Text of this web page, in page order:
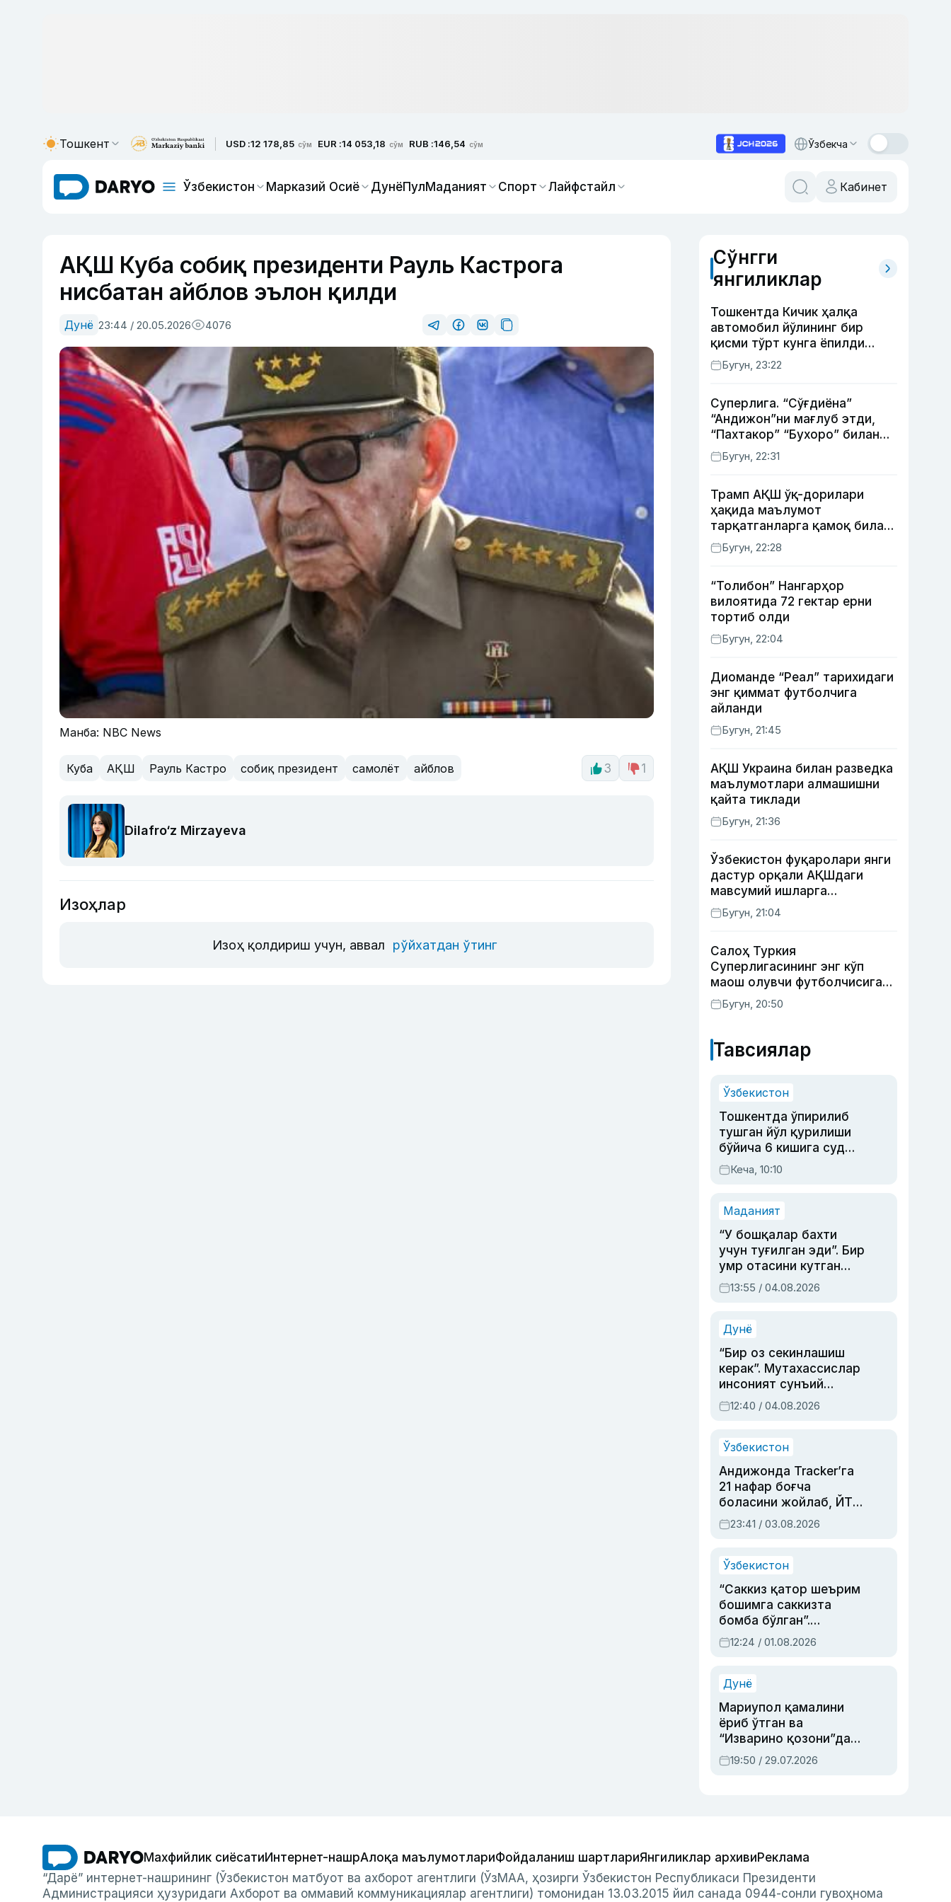
Тошкент USD :12 178,85 сўм EUR :14 053,18 сўм RUB :146,54 сўм Ўзбекча
Ўзбекистон Марказий Осиё ДунёПулМаданият Спорт Лайфстайл Кабинет
АҚШ Куба собиқ президенти Рауль Кастрога
нисбатан айблов эълон қилди
Дунё 23:44 / 20.05.2026 4076
Манба: NBC News
Куба АҚШ Рауль Кастро собиқ президент самолёт айблов 3 1
Dilafro‘z Mirzayeva
Изоҳлар
Изоҳ қолдириш учун, аввал рўйхатдан ўтинг
Сўнгги
янгиликлар
Тошкентда Кичик ҳалқа
автомобил йўлининг бир
қисми тўрт кунга ёпилди
(харита)
Бугун, 23:22
Суперлига. “Сўғдиёна”
“Андижон”ни мағлуб этди,
“Пахтакор” “Бухоро” билан
жанговар дуранг қайд этди
Бугун, 22:31
Трамп АҚШ ўқ-дорилари
ҳақида маълумот
тарқатганларга қамоқ билан
таҳдид қилди
Бугун, 22:28
“Толибон” Нангарҳор
вилоятида 72 гектар ерни
тортиб олди
Бугун, 22:04
Диоманде “Реал” тарихидаги
энг қиммат футболчига
айланди
Бугун, 21:45
АҚШ Украина билан разведка
маълумотлари алмашишни
қайта тиклади
Бугун, 21:36
Ўзбекистон фуқаролари янги
дастур орқали АҚШдаги
мавсумий ишларга
тайёрланади ва
жойлаштирилади
Бугун, 21:04
Салоҳ Туркия
Суперлигасининг энг кўп
маош олувчи футболчисига
айланди
Бугун, 20:50
Тавсиялар
Ўзбекистон
Тошкентда ўпирилиб
тушган йўл қурилиши
бўйича 6 кишига суд
ҳукми ўқилди
Кеча, 10:10
Маданият
“У бошқалар бахти
учун туғилган эди”. Бир
умр отасини кутган
актриса ва дубльяж
устаси Римма
синовларга тўла ҳаёти
13:55 / 04.08.2026
Дунё
“Бир оз секинлашиш
керак”. Мутахассислар
инсоният сунъий
интеллектни бошқара
олмай қолишидан
12:40 / 04.08.2026
Ўзбекистон
Андижонда Tracker’га
21 нафар боғча
боласини жойлаб, ЙТҲ
содир этган аёлга суд
ҳукми ўқилди
23:41 / 03.08.2026
Ўзбекистон
“Саккиз қатор шеърим
бошимга саккизта
бомба бўлган”.
Абдулла Ориповни
сиёсий айбловлардан
12:24 / 01.08.2026
Дунё
Мариупол қамалини
ёриб ўтган ва
“Изварино қозони”дан
чиққан қаҳрамон —
Украина армияси бош
19:50 / 29.07.2026
Махфийлик сиёсатиИнтернет-нашрАлоқа маълумотлариФойдаланиш шартлариЯнгиликлар архивиРеклама
“Дарё” интернет-нашрининг (Ўзбекистон матбуот ва ахборот агентлиги (ЎзМАА, ҳозирги Ўзбекистон Республикаси Президенти
Администрацияси ҳузуридаги Ахборот ва оммавий коммуникациялар агентлиги) томонидан 13.03.2015 йил санада 0944-сонли гувоҳнома